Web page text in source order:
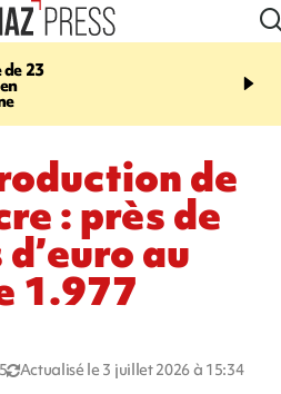
23
21:08
et Turquie scellent un
de
: près de
au
1.977
Actualisé le 3 juillet 2026 à 15:34